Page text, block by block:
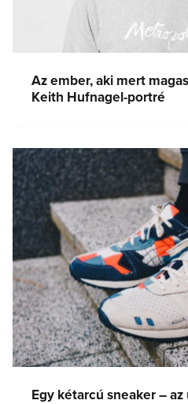
Az ember, aki mert
Keith Hufnagel-portré
Egy kétarcú sneaker – az